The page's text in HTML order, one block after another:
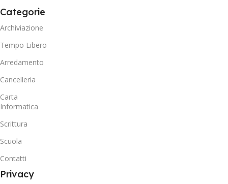
Categorie
Archiviazione
Tempo Libero
Arredamento
Cancelleria
Carta
Informatica
Scrittura
Scuola
Contatti
Privacy